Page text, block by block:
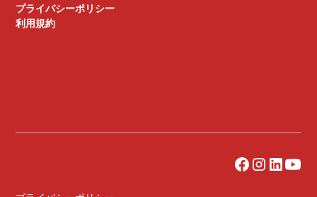
プライバシーポリシー
利用規約